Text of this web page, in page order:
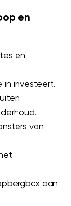
en
en
in investeert.
van
aan